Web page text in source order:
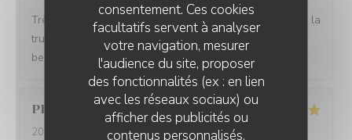
consentement. Ces cookies
facultatifs servent à analyser
votre navigation, mesurer
l'audience du site, proposer
des fonctionnalités (ex : en lien
avec les réseaux sociaux) ou
afficher des publicités ou
contenus personnalisés.
Très bon restaurant j aime La truffe et tous leurs plats à la
truffe sont excellent je recommande le cadre est trop
beau et l équipe est super sympa
PLACKTOR S
2026-03-21
- 20:00 - Couverts 2